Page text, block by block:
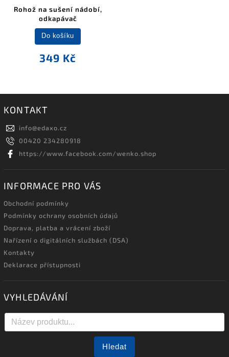
Rohož na sušení nádobí,
odkapávač
349 Kč
Do košíku
KONTAKT
info@edaxo.cz
00420 234280918
https://www.facebook.com/wenko.shop
INFORMACE PRO VÁS
Obchodní podmínky
Podmínky ochrany osobních údajů
Doprava, platba a vrácení zboží
Nařízení o digitálních službách (DSA)
Kontakty
Deklarace přístupnosti
VYHLEDÁVÁNÍ
Hledat